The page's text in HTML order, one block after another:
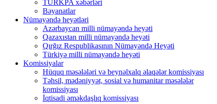
TÜRKPA xəbərləri
Bəyanatlar
Nümayəndə heyətləri
Azərbaycan milli nümayəndə heyəti
Qazaxıstan milli nümayəndə heyəti
Qırğız Respublikasının Nümayəndə Heyəti
Türkiyə milli nümayəndə heyəti
Komissiyalar
Hüquq məsələləri və beynəlxalq əlaqələr komissiyası
Təhsil, mədəniyyət, sosial və humanitar məsələlər
komissiyası
İqtisadi əməkdaşlıq komissiyası